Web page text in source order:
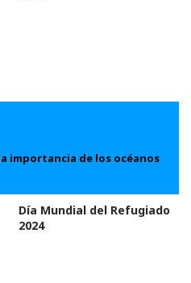
importancia de los océanos
Día Mundial del Refugiado
2024